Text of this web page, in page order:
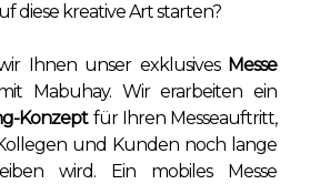
diese kreative Art starten?
Ihnen unser exklusives Messe
Mabuhay. Wir erarbeiten ein
Konzeptfür Ihren Messeauftritt,
und Kunden noch lange
wird. Ein mobiles Messe